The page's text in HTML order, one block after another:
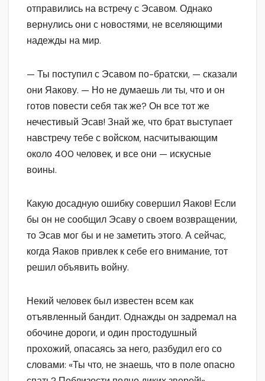
отправились на встречу с Эсавом. Однако
вернулись они с новостями, не вселяющими
надежды на мир.
— Ты поступил с Эсавом по-братски, — сказали
они Яакову. — Но не думаешь ли ты, что и он
готов повести себя так же? Он все тот же
нечестивый Эсав! Знай же, что брат выступает
навстречу тебе с войском, насчитывающим
около 400 человек, и все они — искусные
воины.
Какую досадную ошибку совершил Яаков! Если
бы он не сообщил Эсаву о своем возвращении,
то Эсав мог бы и не заметить этого. А сейчас,
когда Яаков привлек к себе его внимание, тот
решил объявить войну.
Некий человек был известен всем как
отъявленный бандит. Однажды он задремал на
обочине дороги, и один простодушный
прохожий, опасаясь за него, разбудил его со
словами: «Ты что, не знаешь, что в поле опасно